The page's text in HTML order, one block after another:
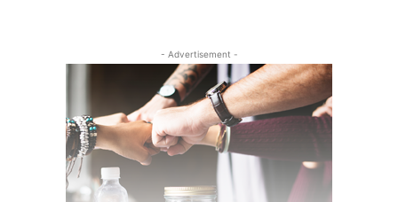
- Advertisement -